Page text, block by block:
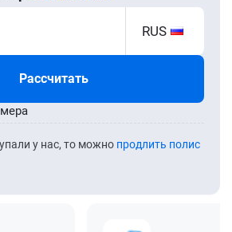
RUS
Рассчитать
у нас, то можно продлить полис